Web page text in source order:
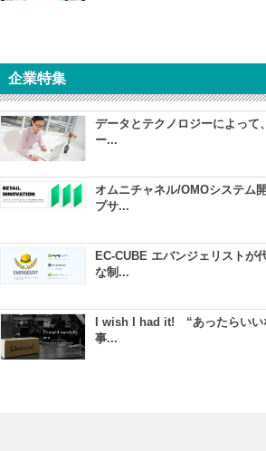
企業特集
データとテクノロジーによって
ー...
オムニチャネル/OMOシステム
プサ...
EC-CUBE エバンジェリストが
な制...
I wish I had it! “あったらいい
事...